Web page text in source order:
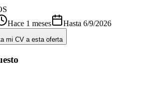
Hace 1 meses Hasta 6/9/2026
mi CV a esta oferta